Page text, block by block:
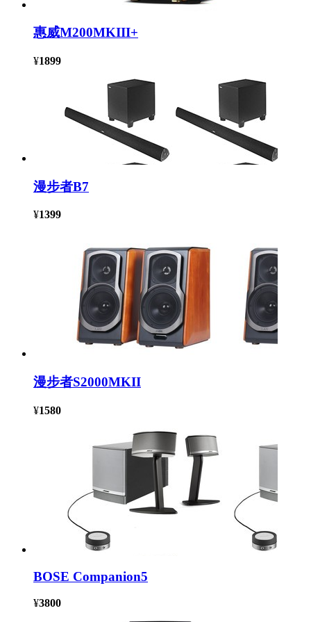
惠威M200MKIII+
¥1899
漫步者B7
¥1399
漫步者S2000MKII
¥1580
BOSE Companion5
¥3800